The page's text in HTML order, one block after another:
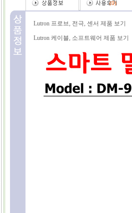
(0)
Lutron 프로브, 전극, 센서 제품 보기
Lutron 케이블, 소프트웨어 제품 보기